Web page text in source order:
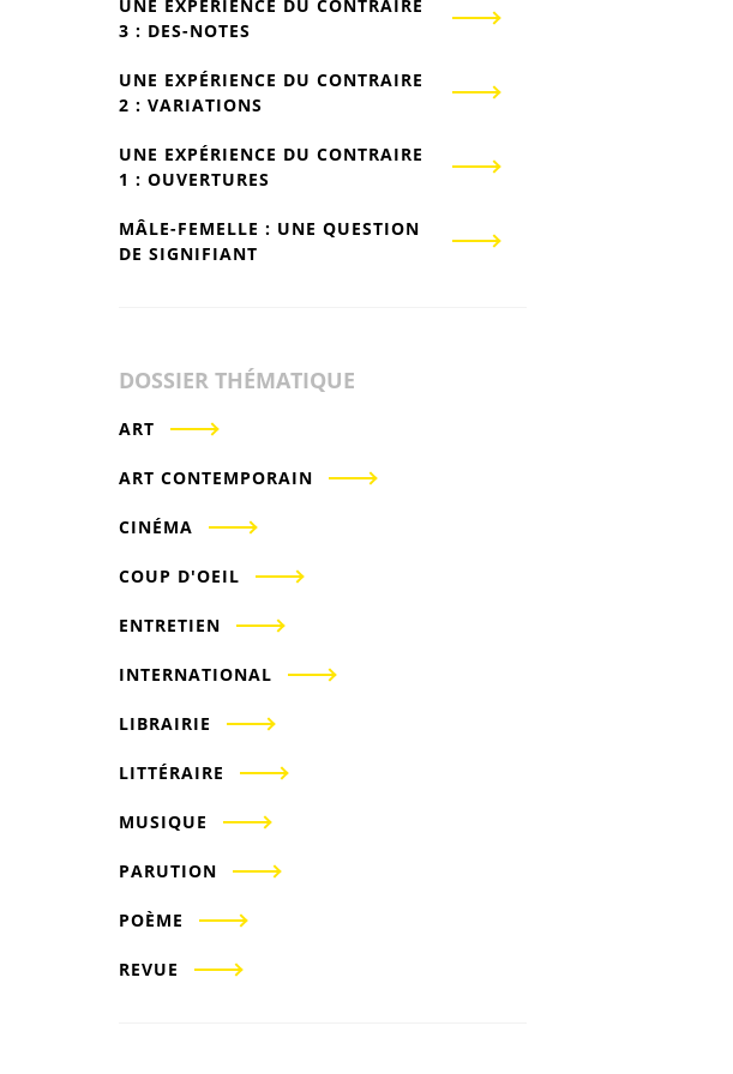
UNE EXPÉRIENCE DU CONTRAIRE
3 : DES-NOTES
UNE EXPÉRIENCE DU CONTRAIRE
2 : VARIATIONS
UNE EXPÉRIENCE DU CONTRAIRE
1 : OUVERTURES
MÂLE-FEMELLE : UNE QUESTION
DE SIGNIFIANT
DOSSIER THÉMATIQUE
ART
ART CONTEMPORAIN
CINÉMA
COUP D'OEIL
ENTRETIEN
INTERNATIONAL
LIBRAIRIE
LITTÉRAIRE
MUSIQUE
PARUTION
POÈME
REVUE